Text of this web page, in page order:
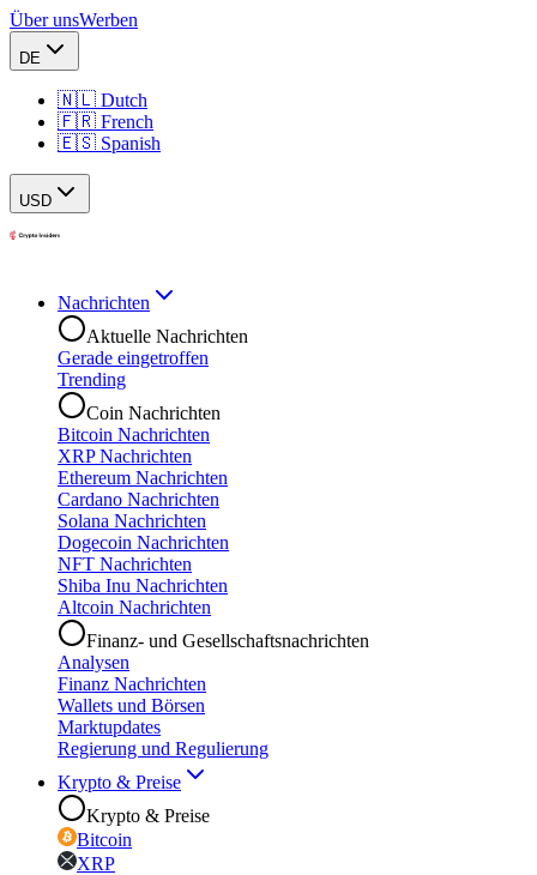
Über unsWerben
DE
🇳🇱 Dutch
🇫🇷 French
🇪🇸 Spanish
USD
Nachrichten
Aktuelle Nachrichten
Gerade eingetroffen
Trending
Coin Nachrichten
Bitcoin Nachrichten
XRP Nachrichten
Ethereum Nachrichten
Cardano Nachrichten
Solana Nachrichten
Dogecoin Nachrichten
NFT Nachrichten
Shiba Inu Nachrichten
Altcoin Nachrichten
Finanz- und Gesellschaftsnachrichten
Analysen
Finanz Nachrichten
Wallets und Börsen
Marktupdates
Regierung und Regulierung
Krypto & Preise
Krypto & Preise
Bitcoin
XRP